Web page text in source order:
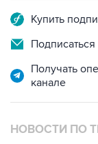
Купить
Получать
канале
НОВОСТИ ПО